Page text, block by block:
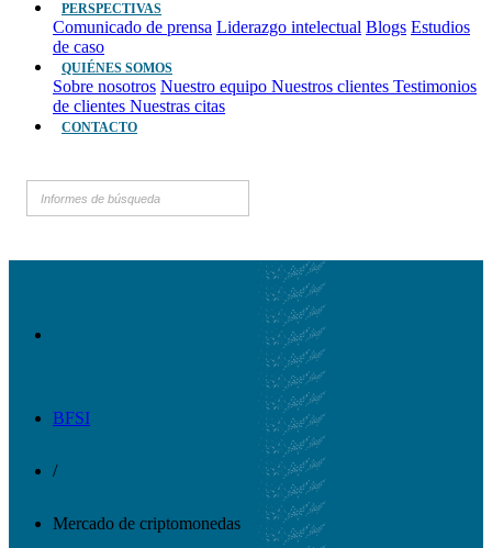
PERSPECTIVAS
Comunicado de prensa Liderazgo intelectual Blogs Estudios
de caso
QUIÉNES SOMOS
Sobre nosotros Nuestro equipo Nuestros clientes Testimonios
de clientes Nuestras citas
CONTACTO
BFSI
/
Mercado de criptomonedas